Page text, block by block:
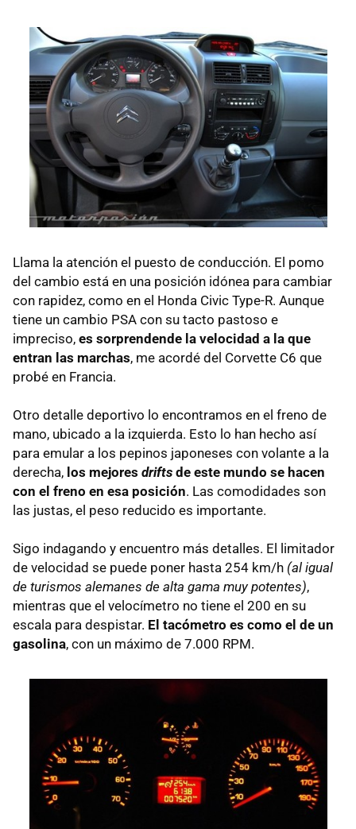
Llama la atención el puesto de conducción. El pomo
del cambio está en una posición idónea para cambiar
con rapidez, como en el Honda Civic Type-R. Aunque
tiene un cambio PSA con su tacto pastoso e
impreciso, es sorprendende la velocidad a la que
entran las marchas, me acordé del Corvette C6 que
probé en Francia.
Otro detalle deportivo lo encontramos en el freno de
mano, ubicado a la izquierda. Esto lo han hecho así
para emular a los pepinos japoneses con volante a la
derecha, los mejores drifts de este mundo se hacen
con el freno en esa posición. Las comodidades son
las justas, el peso reducido es importante.
Sigo indagando y encuentro más detalles. El limitador
de velocidad se puede poner hasta 254 km/h (al igual
de turismos alemanes de alta gama muy potentes),
mientras que el velocímetro no tiene el 200 en su
escala para despistar. El tacómetro es como el de un
gasolina, con un máximo de 7.000 RPM.